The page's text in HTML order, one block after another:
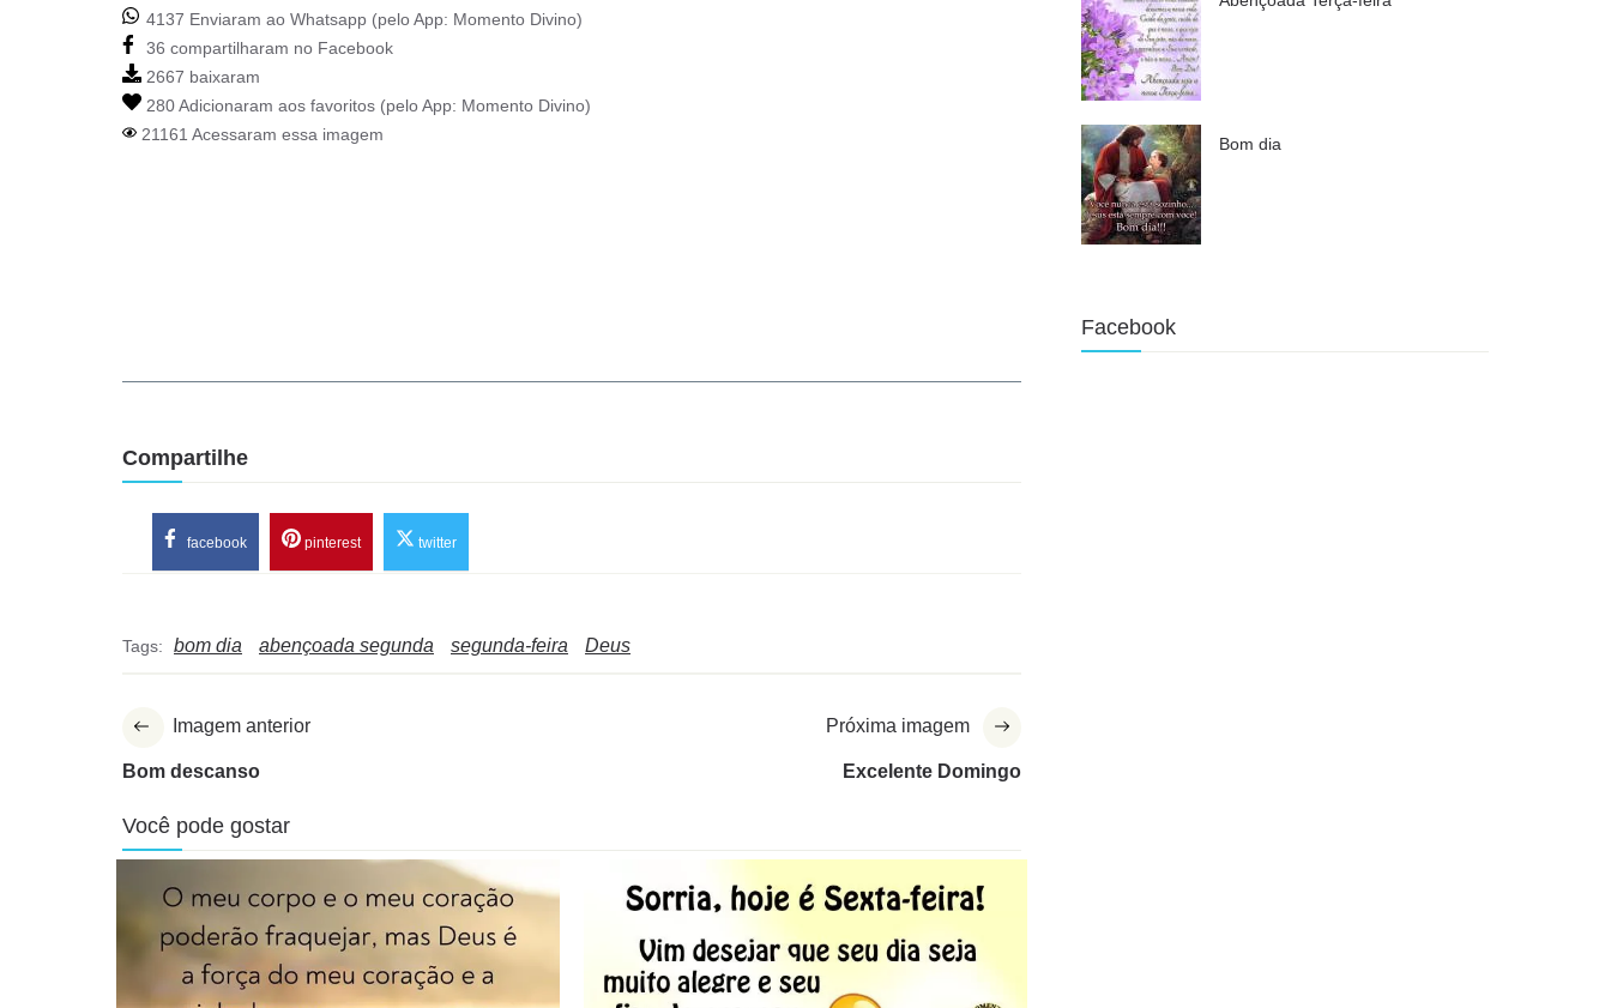
4137 Enviaram ao Whatsapp (pelo App: Momento Divino)
36 compartilharam no Facebook
2667 baixaram
280 Adicionaram aos favoritos (pelo App: Momento Divino)
21161 Acessaram essa imagem
Compartilhe
facebook pinterest twitter
Tags: bom dia abençoada segunda segunda-feira Deus
Imagem anterior
Bom descanso
Próxima imagem
Excelente Domingo
Você pode gostar
Bom dia
Facebook